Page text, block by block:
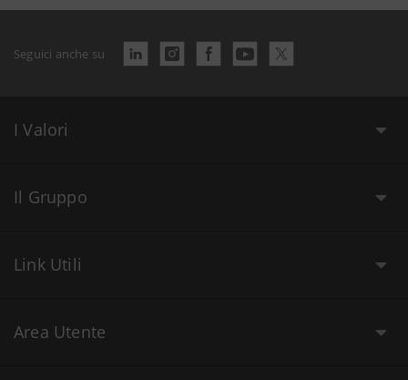
Seguici anche su
I Valori
Il Gruppo
Link Utili
Area Utente